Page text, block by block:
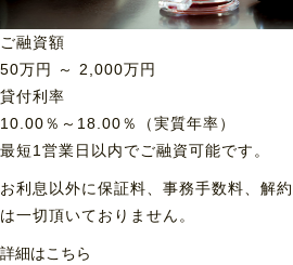
ご融資額
50万円 ～ 2,000万円
貸付利率
10.00％～18.00％（実質年率）
最短1営業日以内でご融資可能です。
お利息以外に保証料、事務手数料、解
は一切頂いておりません。
詳細はこちら